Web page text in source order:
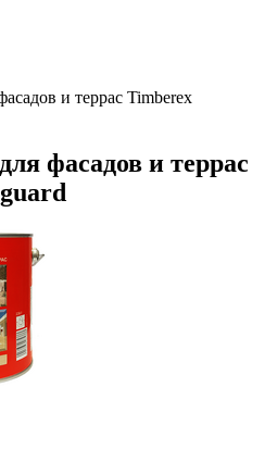
и террас Timberex
фасадов и террас